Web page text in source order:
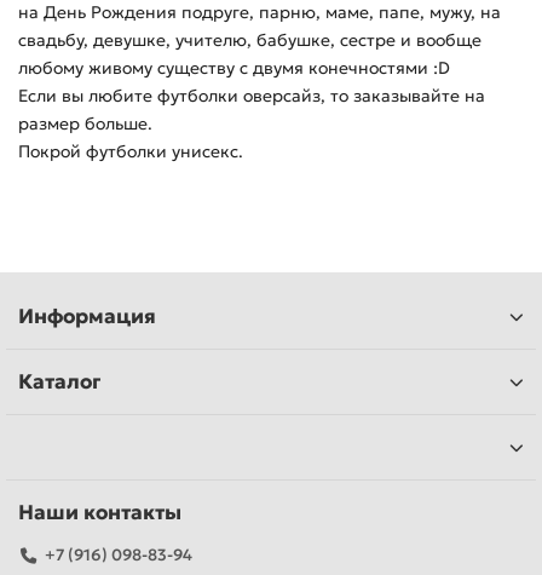
на День Рождения подруге, парню, маме, папе, мужу, на
свадьбу, девушке, учителю, бабушке, сестре и вообще
любому живому существу с двумя конечностями :D
Если вы любите футболки оверсайз, то заказывайте на
размер больше.
Покрой футболки унисекс.
Информация
Каталог
Наши контакты
+7 (916) 098-83-94